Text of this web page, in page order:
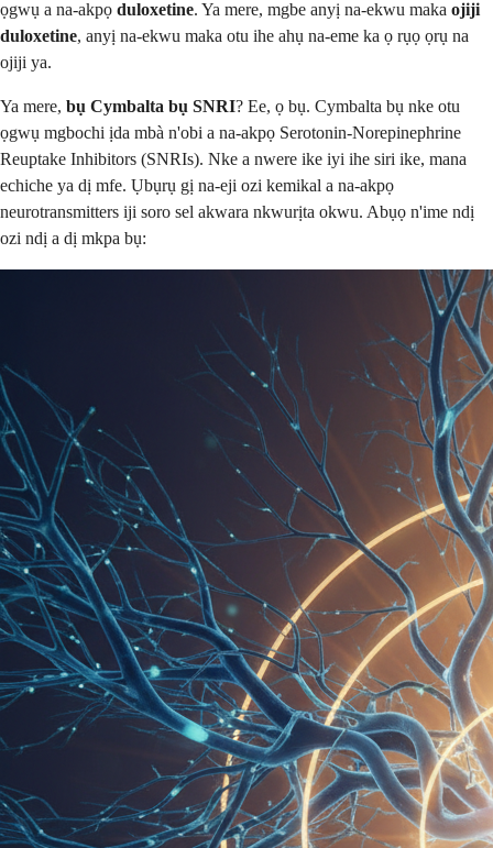
ọgwụ a na-akpọ duloxetine. Ya mere, mgbe anyị na-ekwu maka ojiji
duloxetine, anyị na-ekwu maka otu ihe ahụ na-eme ka ọ rụọ ọrụ na
ojiji ya.
Ya mere, bụ Cymbalta bụ SNRI? Ee, ọ bụ. Cymbalta bụ nke otu
ọgwụ mgbochi ịda mbà n'obi a na-akpọ Serotonin-Norepinephrine
Reuptake Inhibitors (SNRIs). Nke a nwere ike iyi ihe siri ike, mana
echiche ya dị mfe. Ụbụrụ gị na-eji ozi kemikal a na-akpọ
neurotransmitters iji soro sel akwara nkwurịta okwu. Abụọ n'ime ndị
ozi ndị a dị mkpa bụ: